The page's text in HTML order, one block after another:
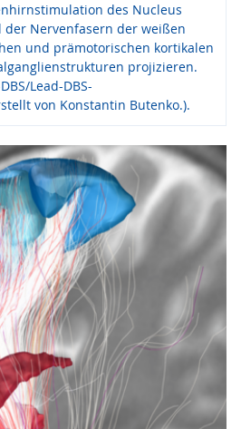
des Nucleus
der Nervenfasern der weißen
und prämotorischen kortikalen
projizieren.
Lead-DBS-
von Konstantin Butenko.).